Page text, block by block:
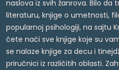
naslova iz svih žanrova. Bilo da
literaturu, knjige o umetnosti,
popularnoj psihologiji, na sajtu
ćete naći sve knjige koje su
se nalaze knjige za decu i
priručnici iz različitih oblasti.